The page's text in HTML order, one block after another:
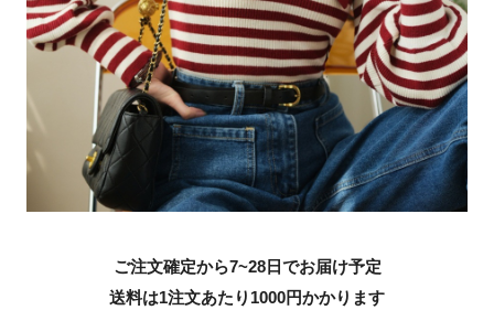
ご注文確定から7~28日でお届け予定
送料は1注文あたり 1000円かかります